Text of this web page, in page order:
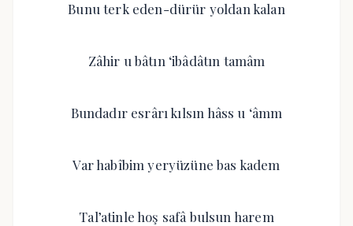
Bunu terk eden-dürür yoldan kalan
Zâhir u bâtın ‘ibâdâtın tamâm
Bundadır esrârı kılsın hâss u ‘âmm
Var habîbim yeryüzüne bas kadem
Tal’atinle hoş safâ bulsun harem